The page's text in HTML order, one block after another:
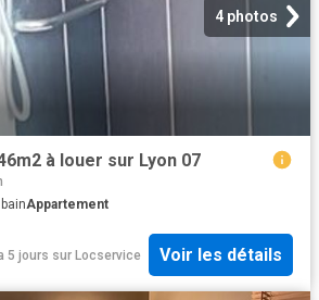
4 photos
à louer sur Lyon 07
Appartement
5 jours sur Locservice Voir les détails